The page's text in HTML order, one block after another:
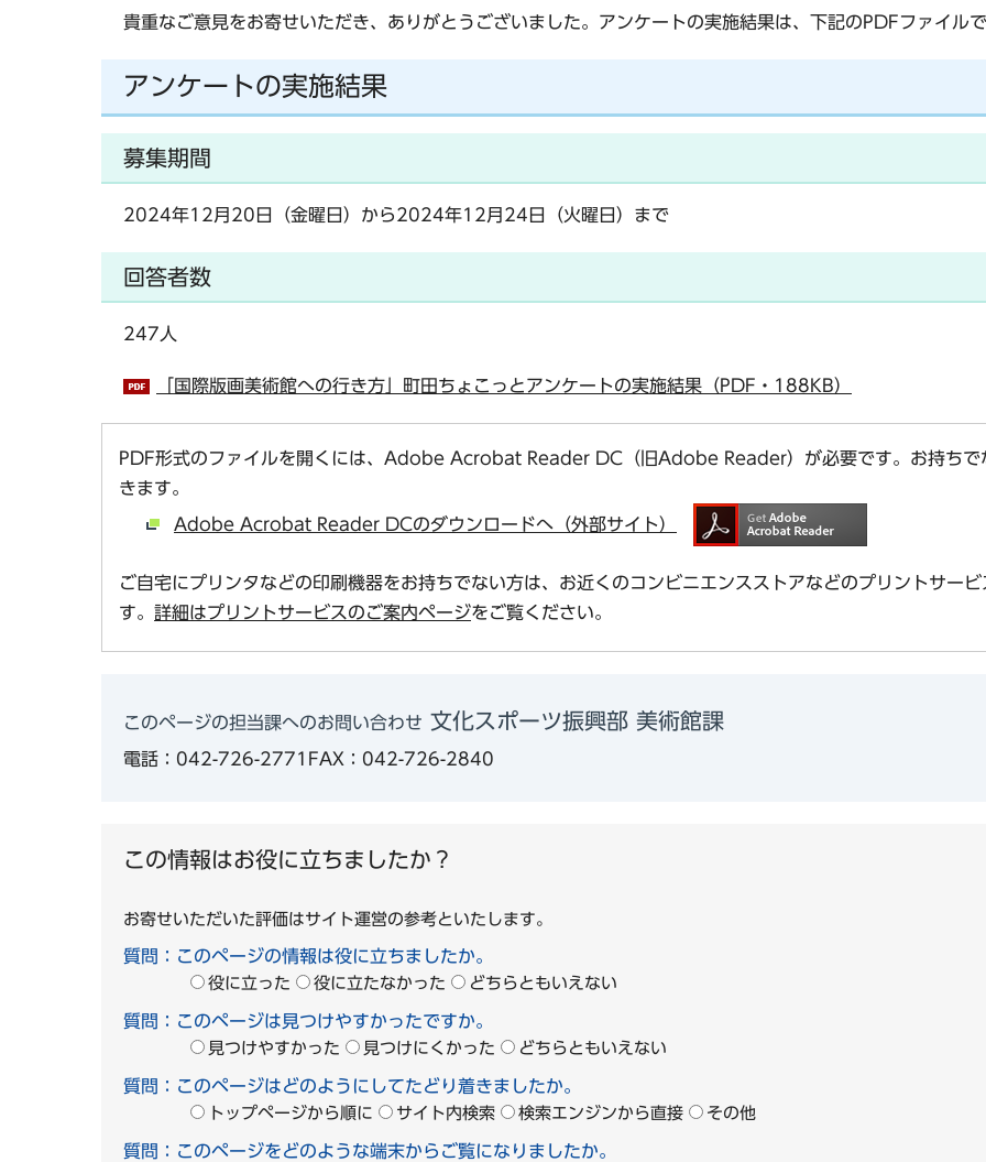
貴重なご意見をお寄せいただき、ありがとうございました。アンケートの実施結果は、下記のPDFファイルで
アンケートの実施結果
募集期間
2024年12月20日（金曜日）から2024年12月24日（火曜日）まで
回答者数
247人
「国際版画美術館への行き方」町田ちょこっとアンケートの実施結果（PDF・188KB）
PDF形式のファイルを開くには、Adobe Acrobat Reader DC（旧Adobe Reader）が必要です。お持ちで
きます。
Adobe Acrobat Reader DCのダウンロードへ（外部サイト）
ご自宅にプリンタなどの印刷機器をお持ちでない方は、お近くのコンビニエンスストアなどのプリントサー
す。 詳細はプリントサービスのご案内ページをご覧ください。
このページの担当課へのお問い合わせ 文化スポーツ振興部 美術館課
電話：042-726-2771 FAX：042-726-2840
この情報はお役に立ちましたか？
お寄せいただいた評価はサイト運営の参考といたします。
質問：このページの情報は役に立ちましたか。
役に立った 役に立たなかった どちらともいえない
質問：このページは見つけやすかったですか。
見つけやすかった 見つけにくかった どちらともいえない
質問：このページはどのようにしてたどり着きましたか。
トップページから順に サイト内検索 検索エンジンから直接 その他
質問：このページをどのような端末からご覧になりましたか。